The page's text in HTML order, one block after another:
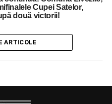
Cupei Satelor,
două victorii!
ARTICOLE